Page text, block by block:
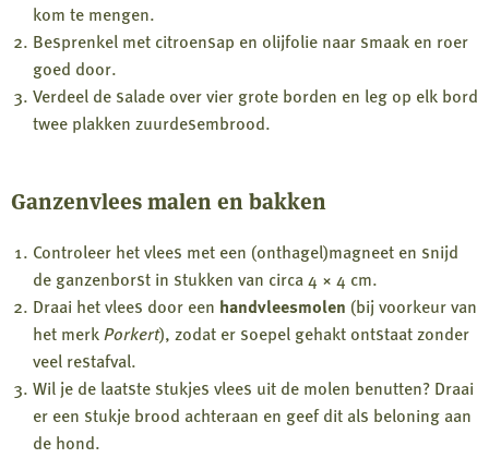
kom te mengen.
Besprenkel met citroensap en olijfolie naar smaak en roer
goed door.
Verdeel de salade over vier grote borden en leg op elk bord
twee plakken zuurdesembrood.
Ganzenvlees malen en bakken
Controleer het vlees met een (onthagel)magneet en snijd
de ganzenborst in stukken van circa 4 × 4 cm.
Draai het vlees door een handvleesmolen (bij voorkeur van
het merkPorkert), zodat er soepel gehakt ontstaat zonder
veel restafval.
Wil je de laatste stukjes vlees uit de molen benutten? Draai
er een stukje brood achteraan en geef dit als beloning aan
de hond.